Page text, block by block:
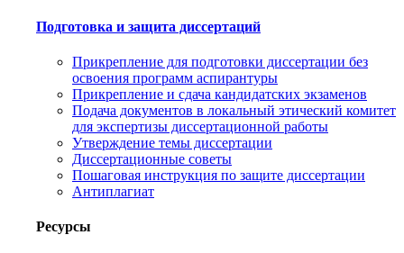
Подготовка и защита диссертаций
Прикрепление для подготовки диссертации без
освоения программ аспирантуры
Прикрепление и сдача кандидатских экзаменов
Подача документов в локальный этический комитет
для экспертизы диссертационной работы
Утверждение темы диссертации
Диссертационные советы
Пошаговая инструкция по защите диссертации
Антиплагиат
Ресурсы